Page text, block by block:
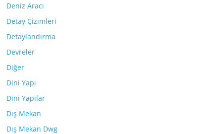
Deniz Aracı
Detay Çizimleri
Detaylandırma
Devreler
Diğer
Dini Yapı
Dini Yapılar
Dış Mekan
Dış Mekan Dwg